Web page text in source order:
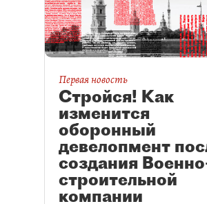
Первая новость
Стройся! Как
изменится
оборонный
девелопмент
создания
строительной
компании